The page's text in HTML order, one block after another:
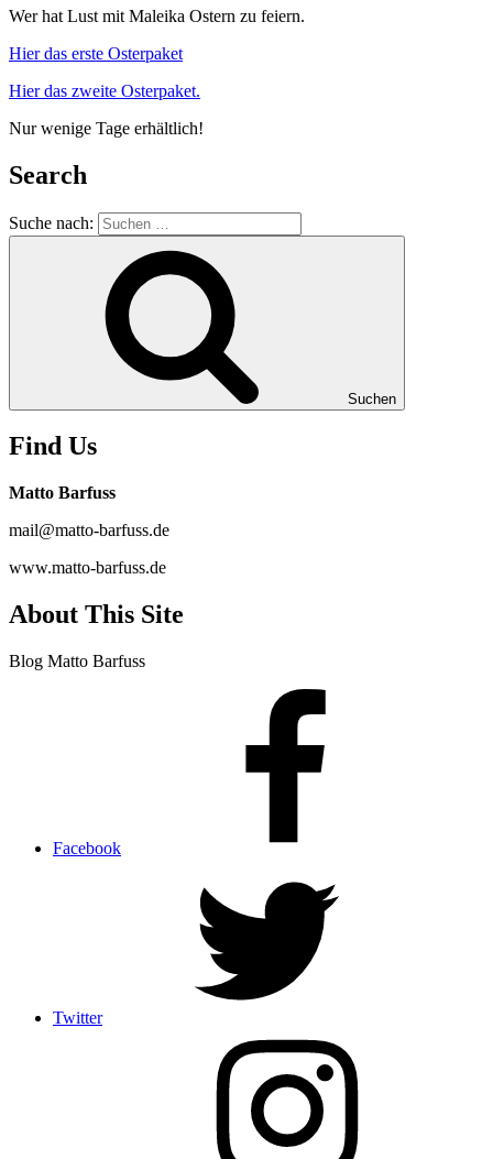
Wer hat Lust mit Maleika Ostern zu feiern.
Hier das erste Osterpaket
Hier das zweite Osterpaket.
Nur wenige Tage erhältlich!
Search
Suche nach:
Suchen
Find Us
Matto Barfuss
mail@matto-barfuss.de
www.matto-barfuss.de
About This Site
Blog Matto Barfuss
Facebook
Twitter